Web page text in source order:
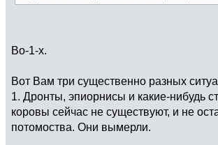
Во-1-х.
Вот Вам три существенно разных
1. Дронты, эпиорнисы и какие-нибудь
коровы сейчас не существуют, и не
потомоства. Они вымерли.